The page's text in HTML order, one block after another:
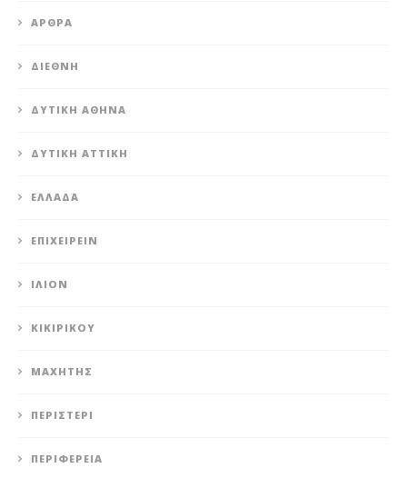
ΆΡΘΡΑ
ΔΙΕΘΝΉ
ΔΥΤΙΚΉ ΑΘΉΝΑ
ΔΥΤΙΚΉ ΑΤΤΙΚΉ
ΕΛΛΆΔΑ
ΕΠΙΧΕΙΡΕΊΝ
ΊΛΙΟΝ
ΚΙΚΙΡΙΚΟΥ
ΜΑΧΗΤΗΣ
ΠΕΡΙΣΤΈΡΙ
ΠΕΡΙΦΈΡΕΙΑ